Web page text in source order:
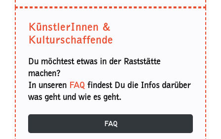
KünstlerInnen &
Kulturschaffende
Du möchtest etwas in der Raststätte
machen?
In unseren FAQ findest Du die Infos darüber
was geht und wie es geht.
FAQ